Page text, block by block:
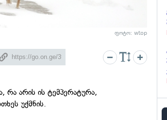
ფოტო: wtop
რა არის ის ტემპერატურა,
უქმნის.